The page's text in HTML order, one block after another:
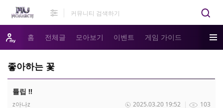
홈 전체글 모아보기 이벤트 게임 가이드
좋아하는 꽃
튤립 !!
z아나z 103
2025.03.20 19:52